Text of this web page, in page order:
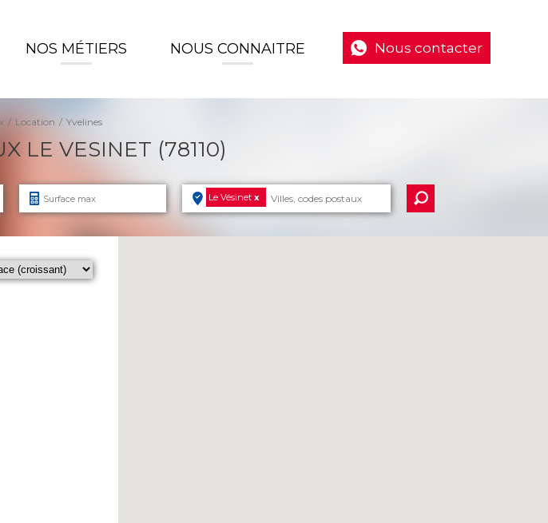
Nous contacter
NOS MÉTIERS NOUS CONNAITRE
Location Yvelines
LE VESINET (78110)
Le Vésinet x